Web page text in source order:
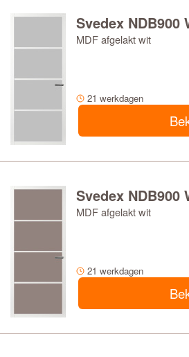
Svedex
MDF afgelakt wit
21 werkdagen
Svedex
MDF afgelakt wit
21 werkdagen